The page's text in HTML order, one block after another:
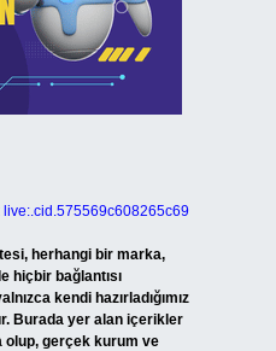
live:.cid.575569c608265c69
herhangi bir marka,
hiçbir bağlantısı
kendi hazırladığımız
Burada yer alan içerikler
olup, gerçek kurum ve